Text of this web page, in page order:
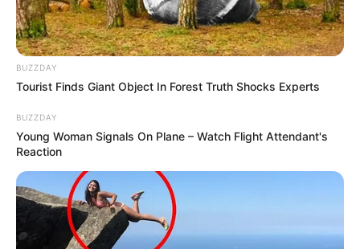
BUZZDAY
Tourist Finds Giant Object In Forest Truth Shocks Experts
BUZZDAY
Young Woman Signals On Plane – Watch Flight Attendant's
Reaction